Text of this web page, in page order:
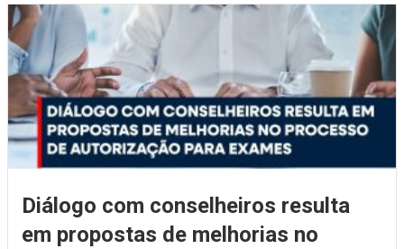
Diálogo com conselheiros resulta
em propostas de melhorias no